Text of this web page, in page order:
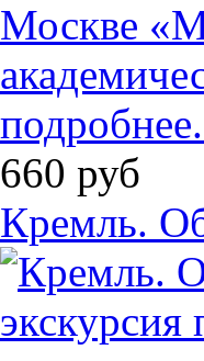
660 руб
Кремль.